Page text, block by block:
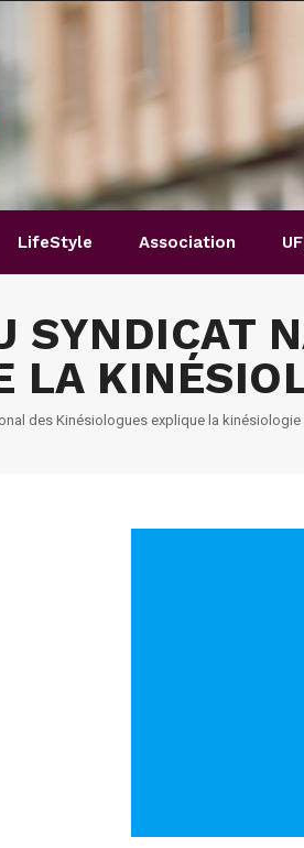
LifeStyle Association
SYNDICAT
LA
des Kinésiologues explique la kinésiologie